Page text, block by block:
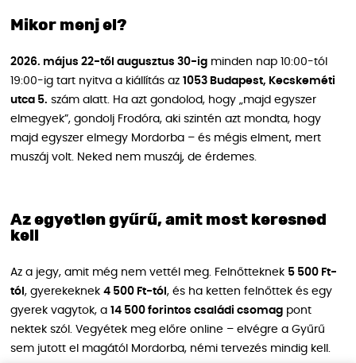
Mikor menj el?
2026. május 22-től augusztus 30-ig minden nap 10:00-tól
19:00-ig tart nyitva a kiállítás az 1053 Budapest, Kecskeméti
utca 5. szám alatt. Ha azt gondolod, hogy „majd egyszer
elmegyek”, gondolj Frodóra, aki szintén azt mondta, hogy
majd egyszer elmegy Mordorba – és mégis elment, mert
muszáj volt. Neked nem muszáj, de érdemes.
Az egyetlen gyűrű, amit most keresned
kell
Az a jegy, amit még nem vettél meg. Felnőtteknek 5 500 Ft-
tól , gyerekeknek 4 500 Ft-tól , és ha ketten felnőttek és egy
gyerek vagytok, a 14 500 forintos családi csomag pont
nektek szól. Vegyétek meg előre online – elvégre a Gyűrű
sem jutott el magától Mordorba, némi tervezés mindig kell.